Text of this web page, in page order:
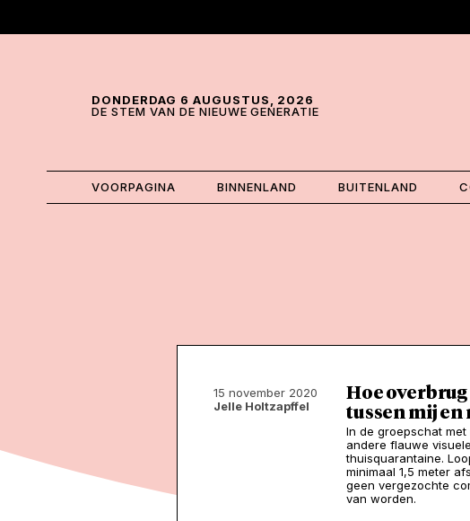
DONDERDAG 6 AUGUSTUS, 2026
DE STEM VAN DE NIEUWE GENERATIE
VOORPAGINA BINNENLAND BUITENLAND
15 november 2020
Jelle Holtzapffel
Hoe
tussen mij en
In de groepschat
andere flauwe
thuisquarantaine.
minimaal 1,5 meter
geen vergezochte
van worden.